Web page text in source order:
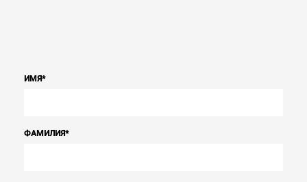
ИМЯ*
ФАМИЛИЯ*